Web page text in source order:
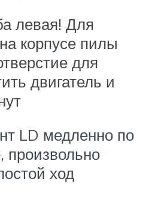
левая! Для
корпусе пилы
для
двигатель и
LD медленно по
произвольно
ход